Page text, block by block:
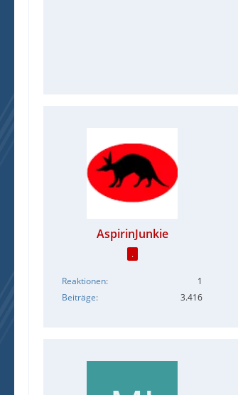
AspirinJunkie
.
Reaktionen
1
Beiträge
3.416